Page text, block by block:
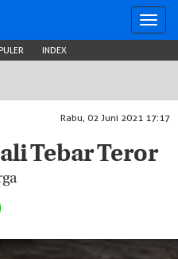
INDEX
Rabu, 02 Juni 2021 17:17
Tebar Teror